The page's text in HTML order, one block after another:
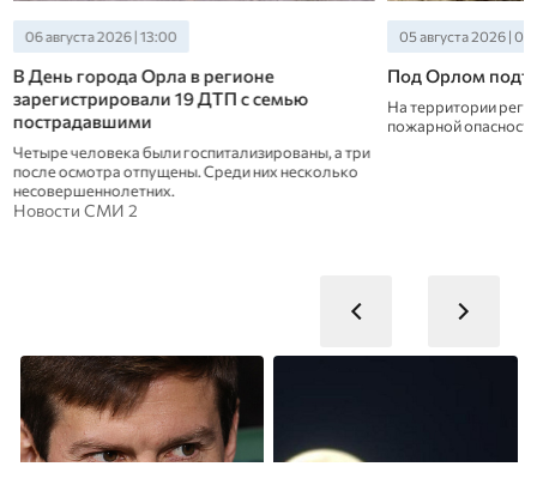
06 августа 2026 | 13:00
В День города Орла в регионе
зарегистрировали 19 ДТП с семью
пострадавшими
Четыре человека были госпитализированы, а три
после осмотра отпущены. Среди них несколько
несовершеннолетних.
05 августа 2026 |
Под Орлом
На территории
пожарной опасности
Новости СМИ 2